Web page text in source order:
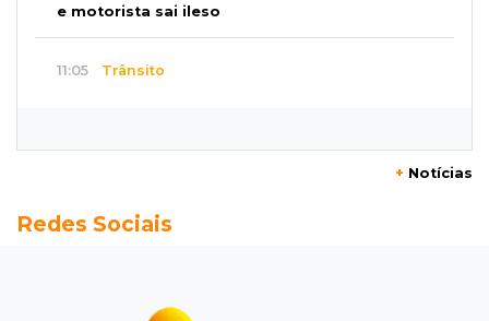
e motorista sai ileso
11:05 Trânsito
Bebê some após mãe adolescente ir à casa de
Eleições 2026
+ Notícias
Redes Sociais